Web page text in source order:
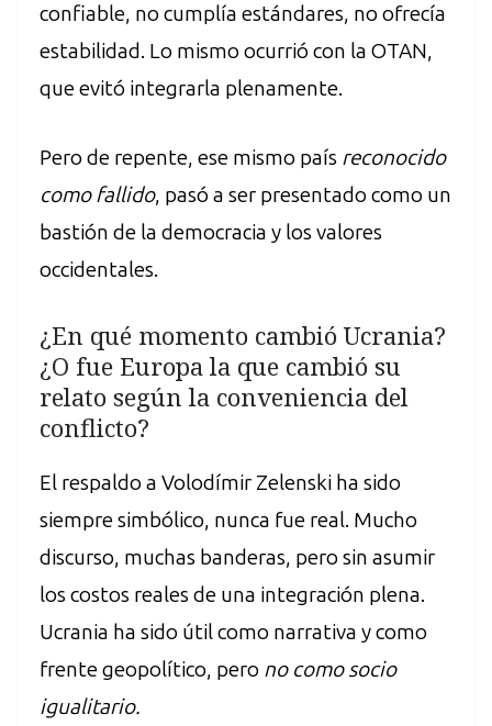
confiable, no cumplía estándares, no ofrecía
estabilidad. Lo mismo ocurrió con la OTAN,
que evitó integrarla plenamente.
Pero de repente, ese mismo país reconocido
como fallido, pasó a ser presentado como un
bastión de la democracia y los valores
occidentales.
¿En qué momento cambió Ucrania?
¿O fue Europa la que cambió su
relato según la conveniencia del
conflicto?
El respaldo a Volodímir Zelenski ha sido
siempre simbólico, nunca fue real. Mucho
discurso, muchas banderas, pero sin asumir
los costos reales de una integración plena.
Ucrania ha sido útil como narrativa y como
frente geopolítico, pero no como socio
igualitario.